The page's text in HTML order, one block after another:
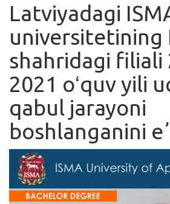
Ishlar
Kurslar
Blog
Yana
Qidirish
Kirish
Latviyadagi
universitetining
shahridagi filiali
2021 oʻquv yili
qabul jarayoni
boshlanganini